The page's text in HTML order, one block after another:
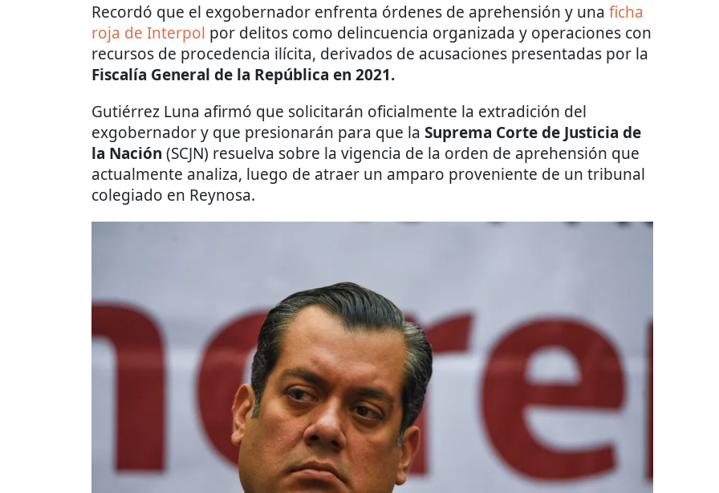
Recordó que el exgobernador enfrenta órdenes de aprehensión y una ficha
roja de Interpol por delitos como delincuencia organizada y operaciones con
recursos de procedencia ilícita, derivados de acusaciones presentadas por la
Fiscalía General de la República en 2021.
Gutiérrez Luna afirmó que solicitarán oficialmente la extradición del
exgobernador y que presionarán para que la Suprema Corte de Justicia de
la Nación (SCJN) resuelva sobre la vigencia de la orden de aprehensión que
actualmente analiza, luego de atraer un amparo proveniente de un tribunal
colegiado en Reynosa.